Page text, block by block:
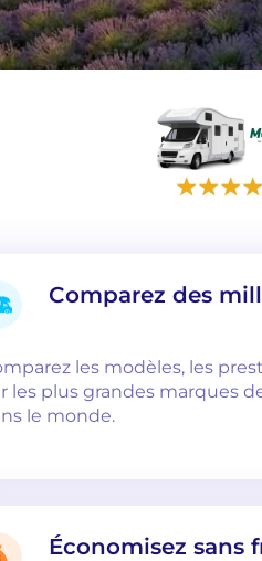
Comparez des
les modèles, les
les plus grandes marques
le monde.
Économisez sans